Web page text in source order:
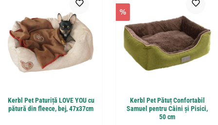
Kerbl Pet Paturiță LOVE YOU cu
pătură din fleece, bej, 47x37cm
%
Kerbl Pet Pătuț Confortabil
Samuel pentru Câini și Pisici,
50 cm